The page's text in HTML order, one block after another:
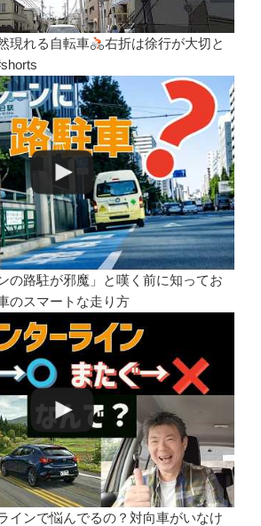
現れる自転車
右折は徐行が大切と
の路駐が邪魔」と嘆く前に知ってお
のスマートな走り方
インで悩んでるの？対向車がいなけ